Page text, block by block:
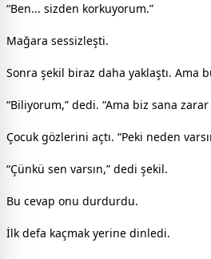
“Ben... sizden korkuyorum.”
Mağara sessizleşti.
Sonra şekil biraz daha yaklaştı. Ama
“Biliyorum,” dedi. “Ama biz sana
Çocuk gözlerini açtı. “Peki neden
“Çünkü sen varsın,” dedi şekil.
Bu cevap onu durdurdu.
İlk defa kaçmak yerine dinledi.